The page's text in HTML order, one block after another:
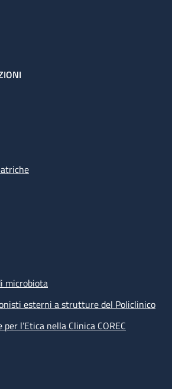
microbiota
esterni a strutture del Policlinico
l’Etica nella Clinica COREC